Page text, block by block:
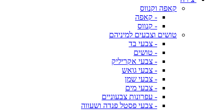
קאפה וקנווס
- קאפה
- קנווס
טושים וצבעים למיניהם
- צבעי בד
- טושים
- צבעי אקריליק
- צבעי גואש
- צבעי שמן
- צבעי מים
- עפרונות צבעוניים
- צבעי פסטל פנדה ושעווה